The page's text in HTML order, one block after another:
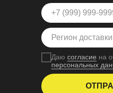
Даю согласие на
персональных